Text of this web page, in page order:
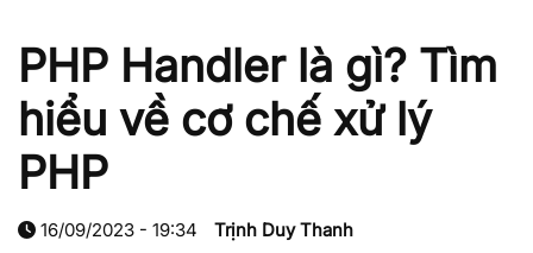
PHP Handler là gì? Tìm
hiểu về cơ chế xử lý
PHP
16/09/2023 - 19:34
Trịnh Duy Thanh